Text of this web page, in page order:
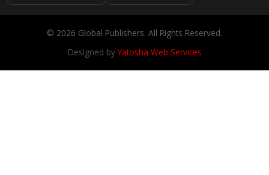
© 2026 Global Publishers. All Rights Reserved.
Designed byYatosha Web Services